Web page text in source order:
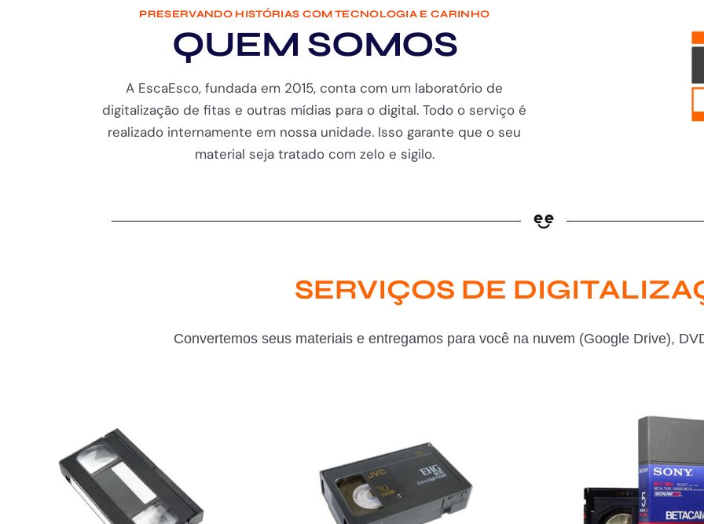
PRESERVANDO HISTÓRIAS COM TECNOLOGIA E CARINHO
QUEM SOMOS
A EscaEsco, fundada em 2015, conta com um laboratório de
digitalização de fitas e outras mídias para o digital. Todo o serviço é
realizado internamente em nossa unidade. Isso garante que o seu
material seja tratado com zelo e sigilo.
SERVIÇOS DE
Convertemos seus materiais e entregamos para você na nuvem (Google Drive),